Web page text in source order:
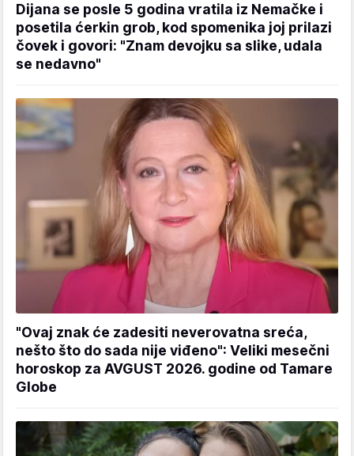
Dijana se posle 5 godina vratila iz Nemačke i
posetila ćerkin grob, kod spomenika joj prilazi
čovek i govori: "Znam devojku sa slike, udala
se nedavno"
"Ovaj znak će zadesiti neverovatna sreća,
nešto što do sada nije viđeno": Veliki mesečni
horoskop za AVGUST 2026. godine od Tamare
Globe